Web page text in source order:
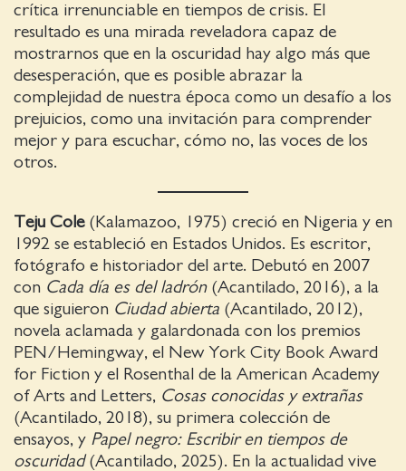
crítica irrenunciable en tiempos de crisis. El
resultado es una mirada reveladora capaz de
mostrarnos que en la oscuridad hay algo más que
desesperación, que es posible abrazar la
complejidad de nuestra época como un desafío a los
prejuicios, como una invitación para comprender
mejor y para escuchar, cómo no, las voces de los
otros.
Teju Cole(Kalamazoo, 1975) creció en Nigeria y en
1992 se estableció en Estados Unidos. Es escritor,
fotógrafo e historiador del arte. Debutó en 2007
con Cada día es del ladrón(Acantilado, 2016), a la
que siguieron Ciudad abierta (Acantilado, 2012),
novela aclamada y galardonada con los premios
PEN/Hemingway, el New York City Book Award
for Fiction y el Rosenthal de la American Academy
of Arts and Letters, Cosas conocidas y extrañas
(Acantilado, 2018), su primera colección de
ensayos, y Papel negro: Escribir en tiempos de
oscuridad(Acantilado, 2025). En la actualidad vive